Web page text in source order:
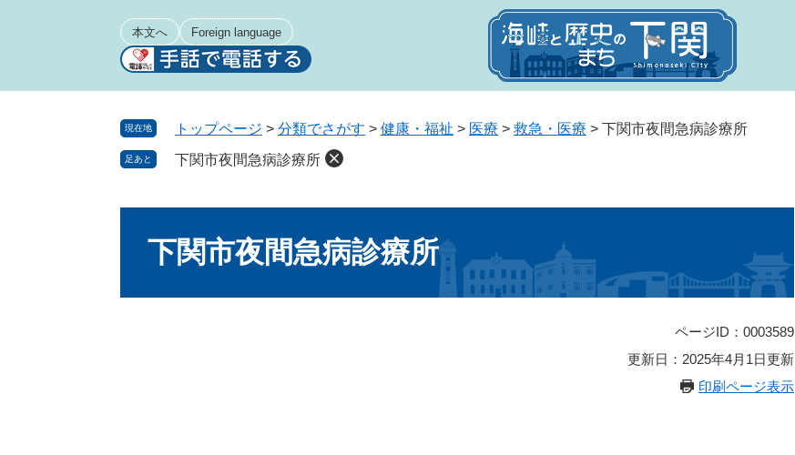
本文へ Foreign language
現在地 トップページ > 分類でさがす > 健康・福祉 > 医療 > 救急・医療 > 下関市夜間急病診療所
足あと 下関市夜間急病診療所
下関市夜間急病診療所
ページID：0003589
更新日：2025年4月1日更新
印刷ページ表示